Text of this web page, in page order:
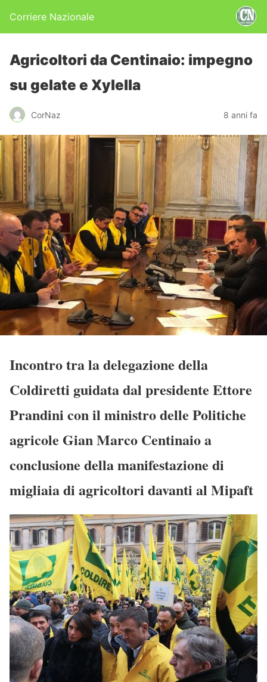
Corriere Nazionale
Agricoltori da Centinaio: impegno
su gelate e Xylella
CorNaz 8 anni fa
Incontro tra la delegazione della
Coldiretti guidata dal presidente Ettore
Prandini con il ministro delle Politiche
agricole Gian Marco Centinaio a
conclusione della manifestazione di
migliaia di agricoltori davanti al Mipaft